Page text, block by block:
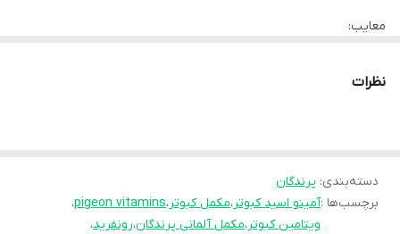
محسوب می‌شود.
معایب:
نظرات
دسته‌بندی: پرندگان
برچسب‌ها :آمینو اسید کبوتر،مکمل کبوتر،pigeon vitamins،
ویتامین کبوتر،مکمل آلمانی پرندگان،رونفرید،